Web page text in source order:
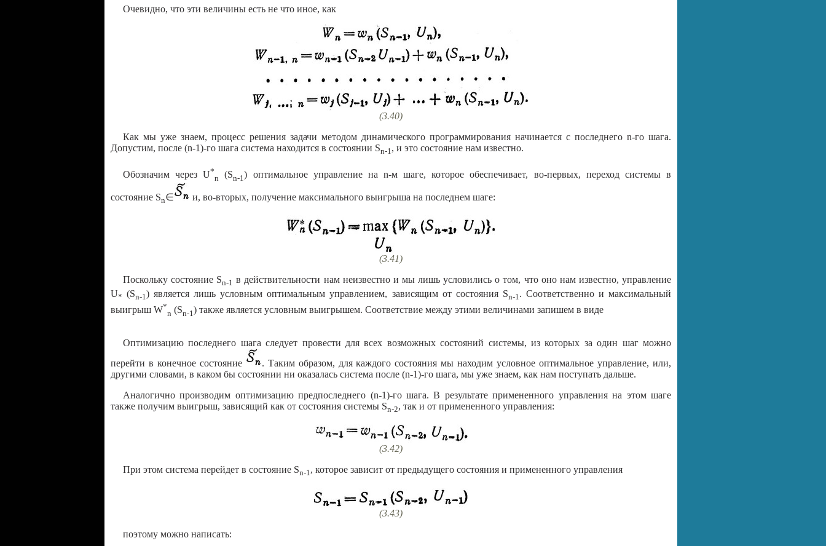
Очевидно, что эти величины есть не что иное, как
(3.40)
Как мы уже знаем, процесс решения задачи методом динамического программирования начинается с последнего n-го шага.
Допустим, после (n-1)-го шага система находится в состоянии Sn-1, и это состояние нам известно.
Обозначим через U*
n (Sn-1) оптимальное управление на n-м шаге, которое обеспечивает, во-первых, переход системы в
состояние Sn∈ и, во-вторых, получение максимального выигрыша на последнем шаге:
(3.41)
Поскольку состояние Sn-1 в действительности нам неизвестно и мы лишь условились о том, что оно нам известно, управление
U* (Sn-1) является лишь условным оптимальным управлением, зависящим от состояния Sn-1 . Соответственно и максимальный
выигрыш W*
n (Sn-1 ) также является условным выигрышем. Соответствие между этими величинами запишем в виде
Оптимизацию последнего шага следует провести для всех возможных состояний системы, из которых за один шаг можно
перейти в конечное состояние
. Таким образом, для каждого состояния мы находим условное оптимальное управление, или,
другими словами, в каком бы состоянии ни оказалась система после (n-1)-го шага, мы уже знаем, как нам поступать дальше.
Аналогично производим оптимизацию предпоследнего (n-1)-го шага. В результате примененного управления на этом шаге
также получим выигрыш, зависящий как от состояния системы Sn-2, так и от примененного управления:
(3.42)
При этом система перейдет в состояние Sn-1, которое зависит от предыдущего состояния и примененного управления
(3.43)
поэтому можно написать: